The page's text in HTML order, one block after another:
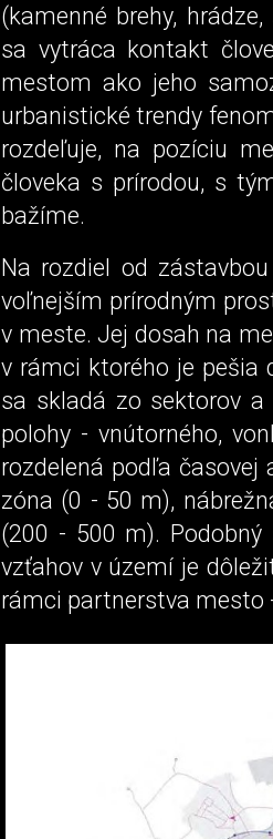
(kamenné brehy,
sa vytráca kontakt
mestom ako jeho
urbanistické trendy
rozdeľuje, na pozíciu
človeka s prírodou, s
bažíme.
Na rozdiel od
voľnejším prírodným
v meste. Jej dosah na
v rámci ktorého je pešia
sa skladá zo sektorov
polohy - vnútorného,
rozdelená podľa
zóna (0 - 50 m),
(200 - 500 m).
vzťahov v území je
rámci partnerstva mesto